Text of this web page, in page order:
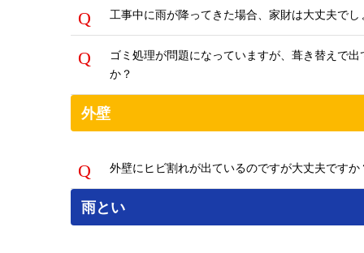
工事中に雨が降ってきた場合、家財は大丈夫でし
ゴミ処理が問題になっていますが、葺き替えで
か？
外壁
外壁にヒビ割れが出ているのですが大丈夫ですか
雨とい